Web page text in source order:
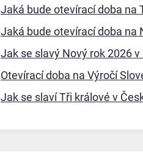
Jaká bude otevírací doba na
Jaká bude otevírací doba na
Jak se slavý Nový rok 2026 v
Otevírací doba na Výročí
Jak se slaví Tři králové v